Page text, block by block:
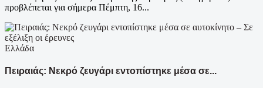
προβλέπεται για σήμερα Πέμπτη, 16...
Ελλάδα
Πειραιάς: Νεκρό ζευγάρι εντοπίστηκε μέσα σε...